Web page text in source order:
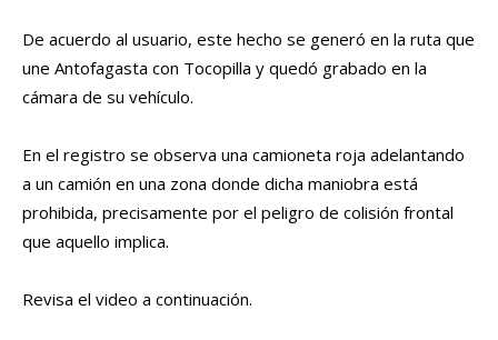
De acuerdo al usuario, este hecho se generó en la ruta que
une Antofagasta con Tocopilla y quedó grabado en la
cámara de su vehículo.
En el registro se observa una camioneta roja adelantando
a un camión en una zona donde dicha maniobra está
prohibida, precisamente por el peligro de colisión frontal
que aquello implica.
Revisa el video a continuación.